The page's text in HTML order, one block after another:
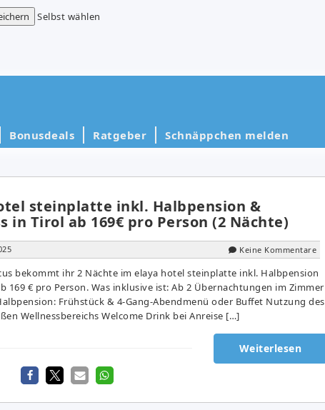
Selbst wählen
Bonusdeals Ratgeber Schnäppchen melden
steinplatte inkl. Halbpension &
in Tirol ab 169€ pro Person (2 Nächte)
Keine Kommentare
bekommt ihr 2 Nächte im elaya hotel steinplatte inkl. Halbpension
169 € pro Person. Was inklusive ist: Ab 2 Übernachtungen im Zimmer
Frühstück & 4-Gang-Abendmenü oder Buffet Nutzung des
Wellnessbereichs Welcome Drink bei Anreise […]
Weiterlesen